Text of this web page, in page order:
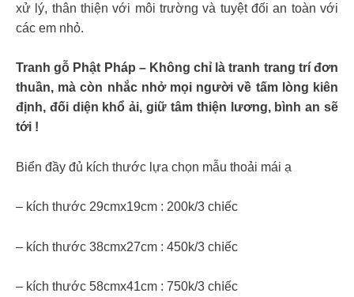
xử lý, thân thiện với môi trường và tuyệt đối an toàn với
các em nhỏ.
Tranh gỗ Phật Pháp – Không chỉ là tranh trang trí đơn
thuần, mà còn nhắc nhở mọi người về tấm lòng kiên
định, đối diện khổ ải, giữ tâm thiện lương, bình an sẽ
tới !
Biển đầy đủ kích thước lựa chọn mẫu thoải mái ạ
– kích thước 29сmх19сm : 200k/3 сһ𝗂ếс
– kích thước 38сmх27сm : 450k/3 сһ𝗂ếс
– kích thước 58сmх41сm : 750k/3 сһ𝗂ếс